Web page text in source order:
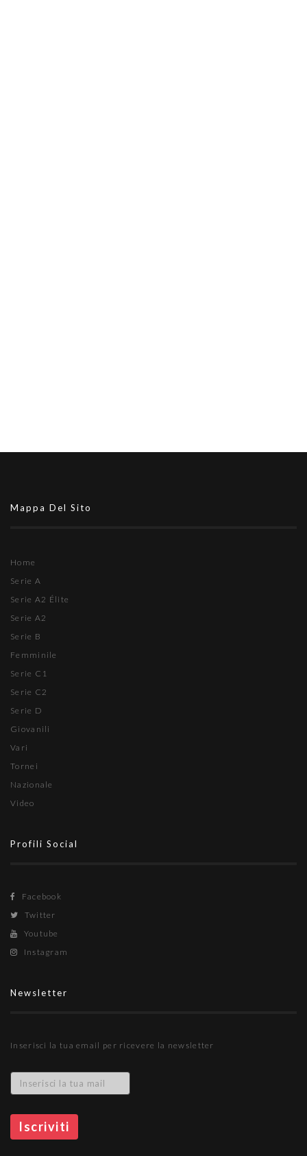
Mappa Del Sito
Home
Serie A
Serie A2 Élite
Serie A2
Serie B
Femminile
Serie C1
Serie C2
Serie D
Giovanili
Vari
Tornei
Nazionale
Video
Profili Social
Facebook
Twitter
Youtube
Instagram
Newsletter
Inserisci la tua email per ricevere la newsletter